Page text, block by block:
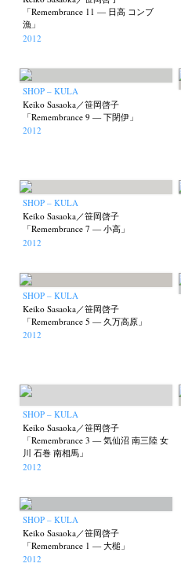
「Remembrance 11 — 日高 コンブ
漁」
2012
SHOP – KULA
Keiko Sasaoka／笹岡啓子
「Remembrance 9 — 下閉伊」
2012
SHOP – KULA
Keiko Sasaoka／笹岡啓子
「Remembrance 7 — 小高」
2012
SHOP – KULA
Keiko Sasaoka／笹岡啓子
「Remembrance 5 — 久万高原」
2012
SHOP – KULA
Keiko Sasaoka／笹岡啓子
「Remembrance 3 — 気仙沼 南三陸 女
川 石巻 南相馬」
2012
SHOP – KULA
Keiko Sasaoka／笹岡啓子
「Remembrance 1 — 大槌」
2012